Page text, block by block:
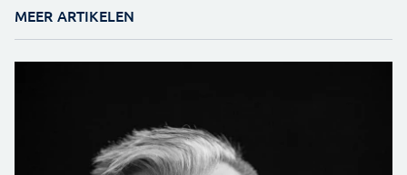
MEER ARTIKELEN